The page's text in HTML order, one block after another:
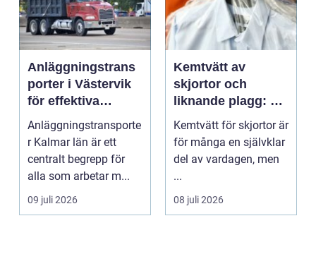
Anläggningstrans
porter i Västervik
för effektiva
byggprojekt
Anläggningstransporte
r Kalmar län är ett
centralt begrepp för
alla som arbetar m...
09 juli 2026
Kemtvätt av
skjortor och
liknande plagg: Så
fungerar
professionell
klädvård i
Kemtvätt för skjortor är
för många en självklar
del av vardagen, men
...
08 juli 2026